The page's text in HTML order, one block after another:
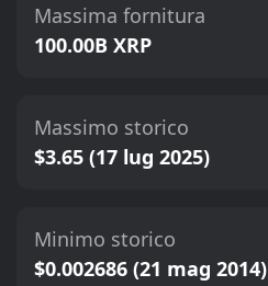
Massima fornitura
100.00B XRP
Massimo storico
$3.65 (17 lug 2025)
Minimo storico
$0.002686 (21 mag 2014)